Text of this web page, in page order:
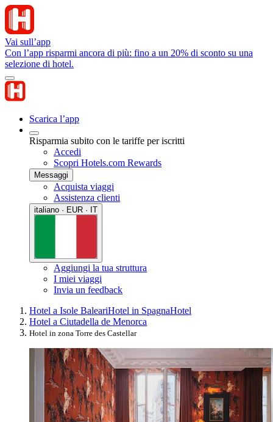
Vai sull’app
Con l’app risparmi ancora di più: fino a un 20% di sconto su una
selezione di hotel.
Scarica l’app
Risparmia subito con le tariffe per iscritti
Accedi
Scopri Hotels.com Rewards
Messaggi
Acquista viaggi
Assistenza clienti
italiano · EUR · IT
Aggiungi la tua struttura
I miei viaggi
Invia un feedback
Hotel a Isole BaleariHotel in SpagnaHotel
Hotel a Ciutadella de Menorca
Hotel in zona Torre des Castellar